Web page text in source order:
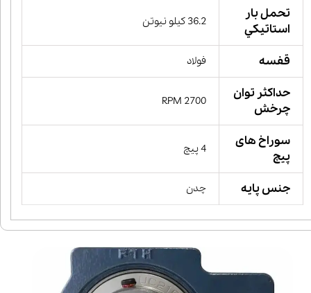
تحمل بار
استاتيكي
36.2 کیلو نیوتن
قفسه فولاد
حداکثر توان
چرخش
2700 RPM
سوراخ های
پیچ
4 پیچ
جنس پایه چدن